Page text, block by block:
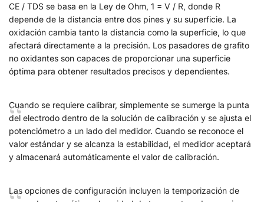
CE / TDS se basa en la Ley de Ohm, 1 = V / R, donde R
depende de la distancia entre dos pines y su superficie. La
oxidación cambia tanto la distancia como la superficie, lo que
afectará directamente a la precisión. Los pasadores de grafito
no oxidantes son capaces de proporcionar una superficie
óptima para obtener resultados precisos y dependientes.
Cuando se requiere calibrar, simplemente se sumerge la punta
del electrodo dentro de la solución de calibración y se ajusta el
potenciómetro a un lado del medidor. Cuando se reconoce el
valor estándar y se alcanza la estabilidad, el medidor aceptará
y almacenará automáticamente el valor de calibración.
Las opciones de configuración incluyen la temporización de